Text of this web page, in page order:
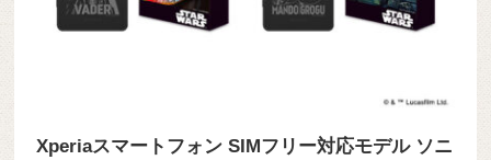
Xperiaスマートフォン SIMフリー対応モデル ソニ